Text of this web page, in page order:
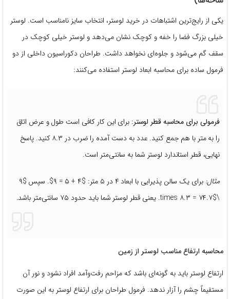
یکی از رایج‌ترین اشتباهات در خرید لوستر، انتخاب سایز نامناسب است. لوستر
خیلی بزرگ فضا را خفه و کوچک نشان می‌دهد و لوستر خیلی کوچک در
سقف گم می‌شود و جلوه‌ای نخواهد داشت. طراحان دکوراسیون داخلی از دو
فرمول ساده برای محاسبه ابعاد لوستر استفاده می‌کنند:
فرمولی برای محاسبه قطر لوستر: برای این کار کافی است طول و عرض اتاق
را به متر با هم جمع کنید. عدد به دست آمده را ضرب در ۸.۳ کنید. پاسخ
نهایی، قطر استاندارد لوستر شما به سانتی‌متر است.
مثال: برای یک سالن پذیرایی با ابعاد ۴ در ۵ متر: $۴ + ۵ = ۹$ . سپس $۹
\times ۸.۳ = ۷۴.۷$
. یعنی قطر لوستر شما باید حدود ۷۵ سانتی‌متر باشد.
محاسبه ارتفاع مناسب لوستر از زمین
ارتفاع لوستر باید به گونه‌ای باشد که مزاحم رفت‌وآمد افراد نشود و نور آن
مستقیماً چشم را آزار ندهد. فرمول طراحان برای ارتفاع لوستر به این صورت